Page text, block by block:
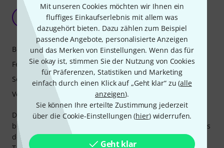
Mit unseren Cookies möchten wir Ihnen ein
fluffiges Einkaufserlebnis mit allem was
dazugehört bieten. Dazu zählen zum Beispiel
passende Angebote, personalisierte Anzeigen
und das Merken von Einstellungen. Wenn das für
Sie okay ist, stimmen Sie der Nutzung von Cookies
für Präferenzen, Statistiken und Marketing
einfach durch einen Klick auf „Geht klar“ zu (alle
anzeigen).
Sie können Ihre erteilte Zustimmung jederzeit
über die Cookie-Einstellungen (hier) widerrufen.
Geht klar
Viel fürs Geld, Transportfreundlich,
Unterschiede zum Krome
Herbert P. 17.04.2018
Die Verarbeitung ist gut, die drei Regler sitzen fest und die
beiden Encoder sind griffig, sowie besser zu handhaben als
der eiernde und empfindliche Jog-Wheel des Krome. Die
Bedienung
Features
Sound
Verarbeitung